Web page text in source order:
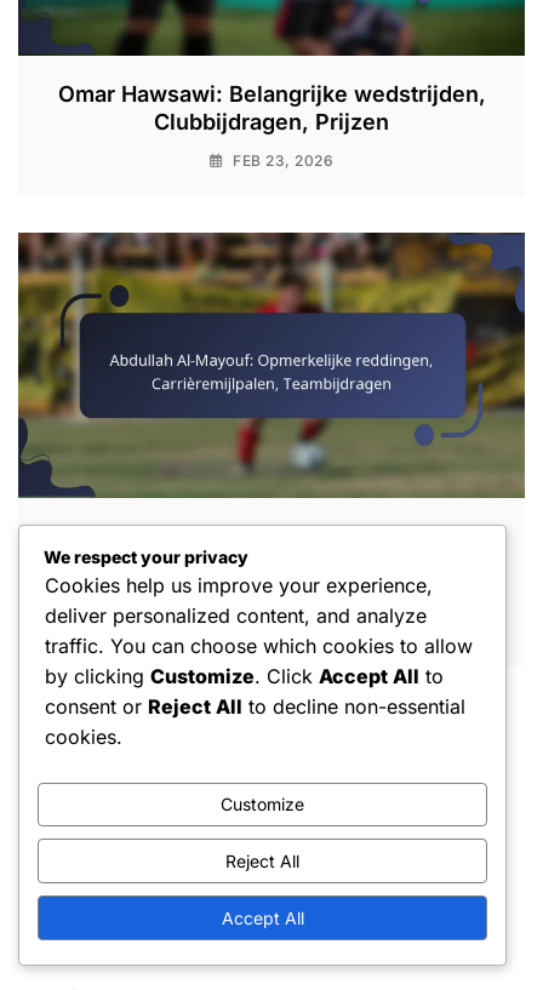
Omar Hawsawi: Belangrijke wedstrijden,
Clubbijdragen, Prijzen
FEB 23, 2026
reddingen, Carrièremijlpalen,
Teambijdragen
FEB 19, 2026
Juridisch
Privacybeleid
We respect your privacy
Cookies help us improve your experience,
deliver personalized content, and analyze
traffic. You can choose which cookies to allow
by clicking Customize. Click Accept All to
consent or Reject All to decline non-essential
cookies.
Customize
Reject All
Accept All